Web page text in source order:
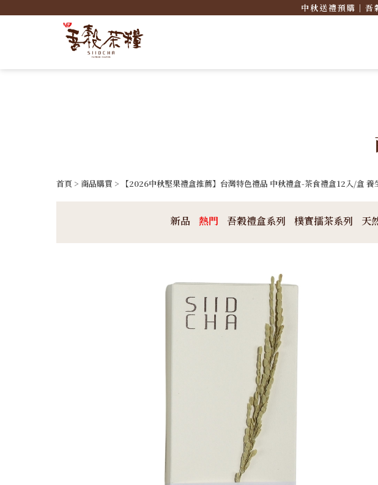
中秋送禮預購｜吾
首頁 > 商品購買 > 【2026中秋堅果禮盒推薦】台灣特色禮品 中秋禮盒-茶食禮盒12入/盒 養
新品 熱門 吾穀禮盒系列 樸實擂茶系列 天